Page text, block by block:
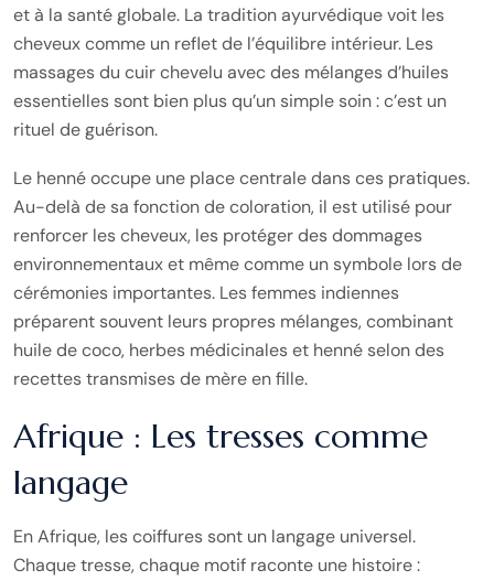
et à la santé globale. La tradition ayurvédique voit les
cheveux comme un reflet de l’équilibre intérieur. Les
massages du cuir chevelu avec des mélanges d’huiles
essentielles sont bien plus qu’un simple soin : c’est un
rituel de guérison.
Le henné occupe une place centrale dans ces pratiques.
Au-delà de sa fonction de coloration, il est utilisé pour
renforcer les cheveux, les protéger des dommages
environnementaux et même comme un symbole lors de
cérémonies importantes. Les femmes indiennes
préparent souvent leurs propres mélanges, combinant
huile de coco, herbes médicinales et henné selon des
recettes transmises de mère en fille.
Afrique : Les tresses comme
langage
En Afrique, les coiffures sont un langage universel.
Chaque tresse, chaque motif raconte une histoire :